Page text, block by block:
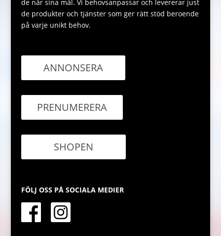
de når sina mål. Vi behovsanpassar och levererar just
de produkter och tjänster som ger rätt stöd beroende
på varje unikt behov.
ANNONSERA
PRENUMERERA
SHOPEN
FÖLJ OSS PÅ SOCIALA MEDIER